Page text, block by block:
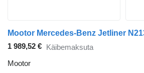
1 989,52 € Käibemaksuta
Mootor